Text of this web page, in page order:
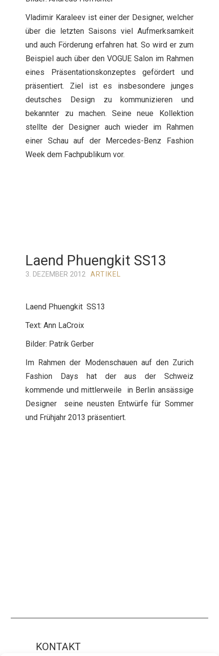
Vladimir Karaleev ist einer der Designer, welcher
über die letzten Saisons viel Aufmerksamkeit
und auch Förderung erfahren hat. So wird er zum
Beispiel auch über den VOGUE Salon im Rahmen
eines Präsentationskonzeptes gefördert und
präsentiert. Ziel ist es insbesondere junges
deutsches Design zu kommunizieren und
bekannter zu machen. Seine neue Kollektion
stellte der Designer auch wieder im Rahmen
einer Schau auf der Mercedes-Benz Fashion
Week dem Fachpublikum vor.
Laend Phuengkit SS13
3. DEZEMBER 2012 ARTIKEL
Laend Phuengkit SS13
Text: Ann LaCroix
Bilder: Patrik Gerber
Im Rahmen der Modenschauen auf den Zurich
Fashion Days hat der aus der Schweiz
kommende und mittlerweile in Berlin ansässige
Designer seine neusten Entwürfe für Sommer
und Frühjahr 2013 präsentiert.
KONTAKT